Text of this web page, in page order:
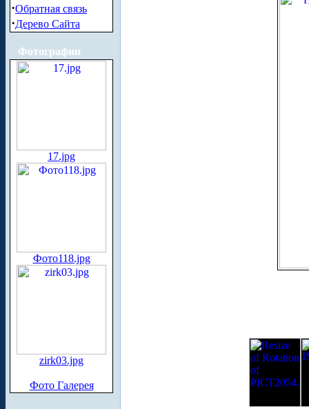
·Обратная связь
·Дерево Сайта
Фотографии
17.jpg
Фото118.jpg
zirk03.jpg
Фото Галерея